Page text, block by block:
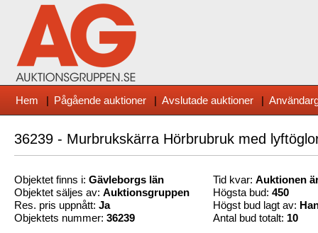
Hem | Pågående auktioner | Avslutade auktioner |
36239 - Murbrukskärra Hörbrubruk med
Objektet finns i: Gävleborgs län
Objektet säljes av: Auktionsgruppen
Res. pris uppnått: Ja
Objektets nummer: 36239
Tid kvar: Auktionen
Högsta bud: 450
Högst bud lagt av:
Antal bud totalt: 10